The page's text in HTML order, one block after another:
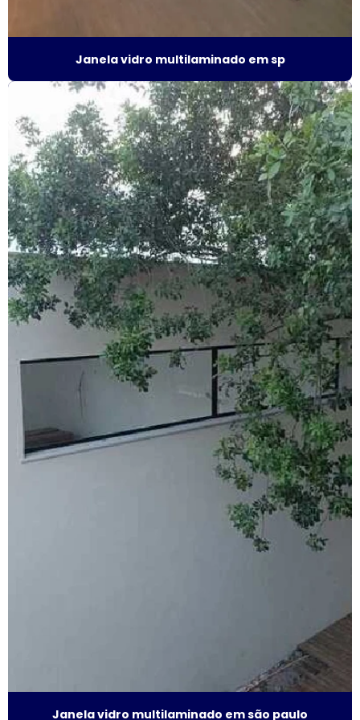
Fábrica esquadrias de alumínio
Fábrica de esquadrias de alumínio em são paulo
Fábrica de esquadrias de alumínio em sp
Fábrica de janela acústica
Fábrica de janela de alumínio sobreposta
Fábrica de janela anti ruído
Fábrica de janela antirruído em são paulo
Fábrica de janela antirruído em sp
Fábrica de janela sobreposta de correr
Fábrica de janela sobreposta de correr em sp
Fábrica de janela sobreposta de giro
Fábrica janela sobreposta de giro em são paulo
Fabricante de janela acústica
Janela vidro multilaminado em sp
Janela vidro multilaminado em são paulo